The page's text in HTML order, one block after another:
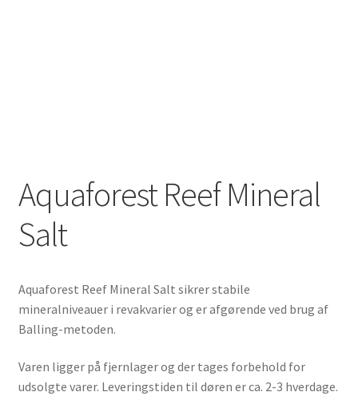
Aquaforest Reef Mineral
Salt
Aquaforest Reef Mineral Salt sikrer stabile
mineralniveauer i revakvarier og er afgørende ved brug af
Balling-metoden.
Varen ligger på fjernlager og der tages forbehold for
udsolgte varer. Leveringstiden til døren er ca. 2-3 hverdage.